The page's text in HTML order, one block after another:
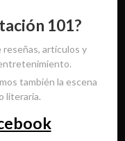
101?
artículos y
también la escena
literaria.